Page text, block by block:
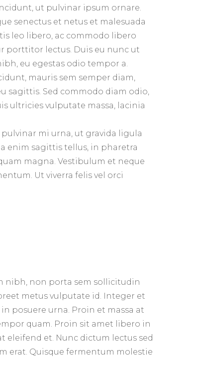
ut pulvinar ipsum ornare.
senectus et netus et malesuada
leo libero, ac commodo libero
porttitor lectus. Duis eu nunc ut
eu egestas odio tempor a.
mauris sem semper diam,
sagittis. Sed commodo diam odio,
ultricies vulputate massa, lacinia
mi urna, ut gravida ligula
enim sagittis tellus, in pharetra
magna. Vestibulum et neque
Ut viverra felis vel orci
nibh, non porta sem sollicitudin
metus vulputate id. Integer et
posuere urna. Proin et massa at
quam. Proin sit amet libero in
eleifend et. Nunc dictum lectus sed
erat. Quisque fermentum molestie